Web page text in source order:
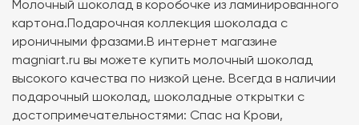
Молочный шоколад в коробочке из ламинированного
картона.Подарочная коллекция шоколада с
ироничными фразами.В интернет магазине
magniart.ru вы можете купить молочный шоколад
высокого качества по низкой цене. Всегда в наличии
подарочный шоколад, шоколадные открытки с
достопримечательностями: Спас на Крови,